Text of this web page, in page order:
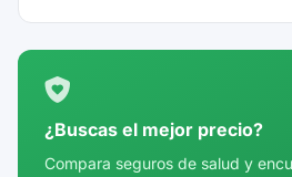
¿Buscas el mejor precio?
Compara seguros de salud y